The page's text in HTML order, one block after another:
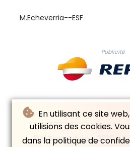
En utilisant ce site
utilisions des cookies.
dans la politique de
M.Echeverria--ESF
Publicité
© El Siglo Futuro - 2026 -